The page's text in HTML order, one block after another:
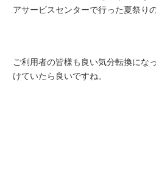
アサービスセンターで行った夏祭り
ご利用者の皆様も良い気分転換にな
けていたら良いですね。